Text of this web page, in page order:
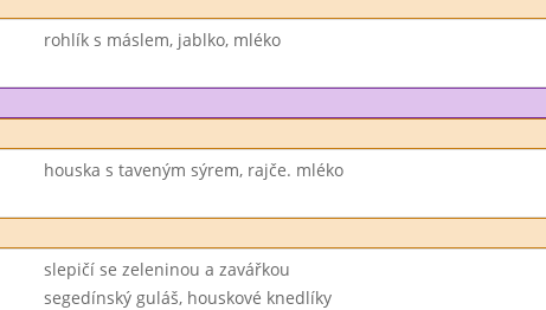
rohlík s máslem, jablko, mléko
houska s taveným sýrem, rajče. mléko
slepičí se zeleninou a zavářkou
segedínský guláš, houskové knedlíky